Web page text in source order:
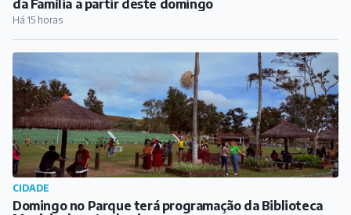
Domingo no Parque terá programação da Biblioteca
Municipal neste domingo
Há 16 horas
CULTURA